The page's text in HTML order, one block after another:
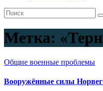
Метка:
Общие военные проблемы
Вооружённые силы